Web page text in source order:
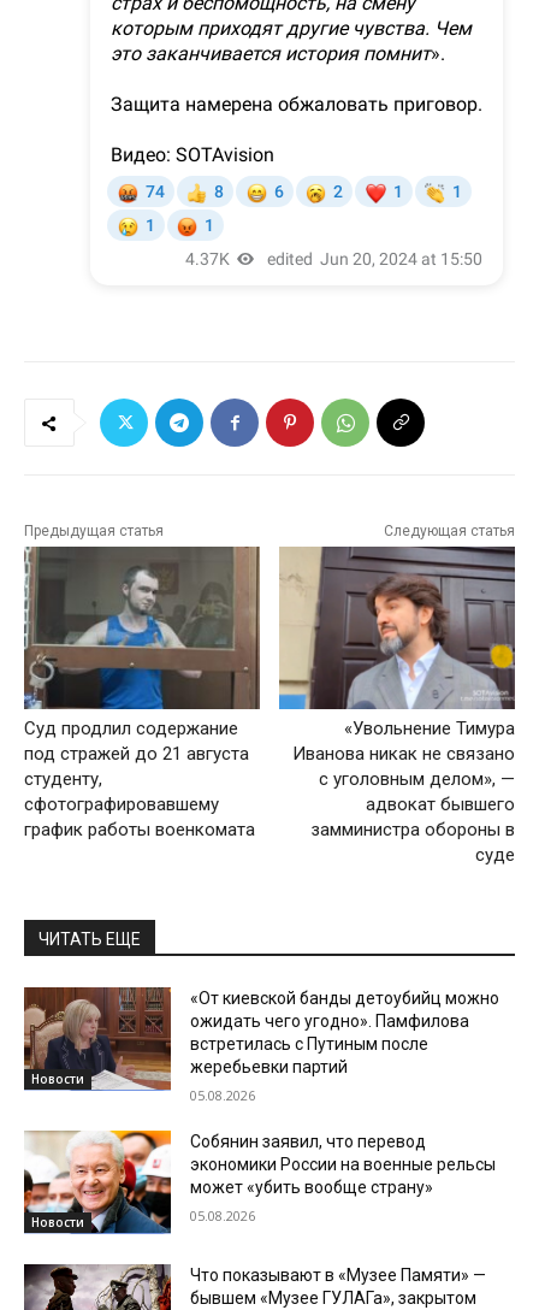
Предыдущая статья
Суд продлил содержание
под стражей до 21 августа
студенту,
сфотографировавшему
график работы военкомата
Следующая статья
«Увольнение Тимура
Иванова никак не связано
с уголовным делом», —
адвокат бывшего
замминистра обороны в
суде
ЧИТАТЬ ЕЩЕ
Новости
«От киевской банды детоубийц можно
ожидать чего угодно». Памфилова
встретилась с Путиным после
жеребьевки партий
05.08.2026
Новости
Собянин заявил, что перевод
экономики России на военные рельсы
может «убить вообще страну»
05.08.2026
Что показывают в «Музее Памяти» —
бывшем «Музее ГУЛАГа», закрытом